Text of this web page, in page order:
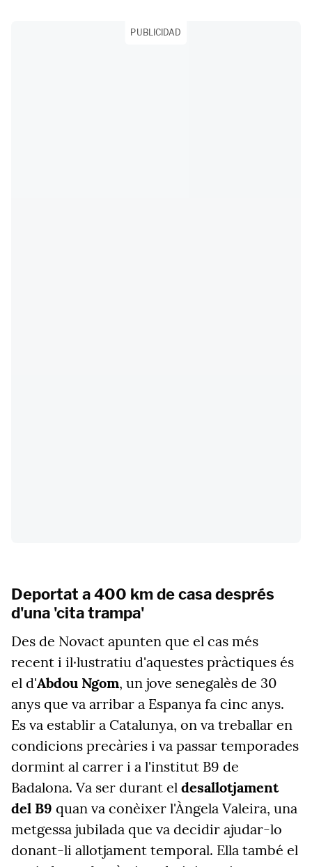
PUBLICIDAD
Deportat a 400 km de casa després
d'una 'cita trampa'
Des de Novact apunten que el cas més
recent i il·lustratiu d'aquestes pràctiques és
el d'Abdou Ngom, un jove senegalès de 30
anys que va arribar a Espanya fa cinc anys.
Es va establir a Catalunya, on va treballar en
condicions precàries i va passar temporades
dormint al carrer i a l'institut B9 de
Badalona. Va ser durant el desallotjament
del B9 quan va conèixer l'Àngela Valeira, una
metgessa jubilada que va decidir ajudar-lo
donant-li allotjament temporal. Ella també el